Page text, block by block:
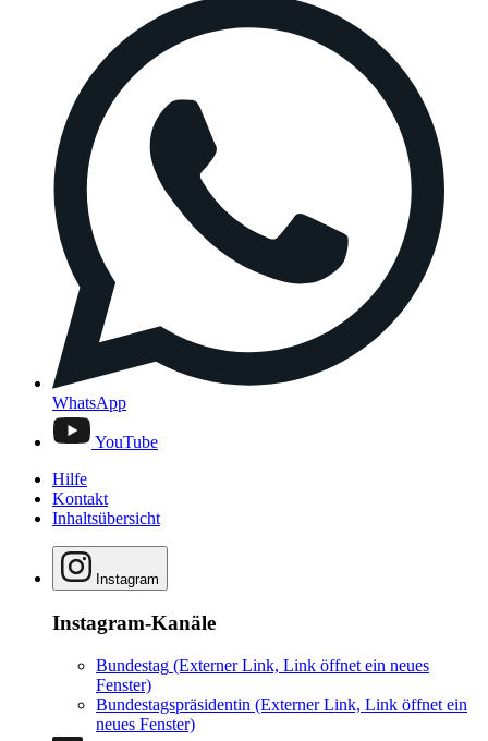
WhatsApp
YouTube
Hilfe
Kontakt
Inhaltsübersicht
Instagram
Instagram-Kanäle
Bundestag (Externer Link, Link öffnet ein neues
Fenster)
Bundestagspräsidentin (Externer Link, Link öffnet ein
neues Fenster)